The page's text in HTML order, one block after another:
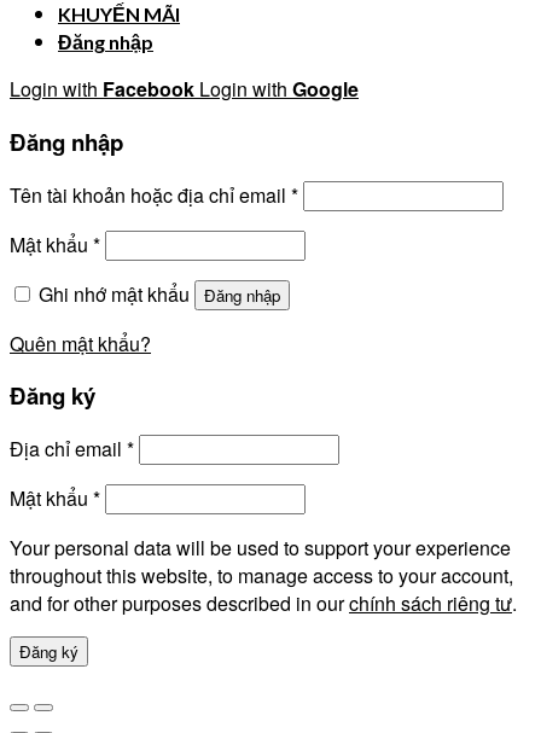
KHUYẾN MÃI
Đăng nhập
Login with Facebook Login with Google
Đăng nhập
Tên tài khoản hoặc địa chỉ email *
Mật khẩu *
Ghi nhớ mật khẩu
Đăng nhập
Quên mật khẩu?
Đăng ký
Địa chỉ email *
Mật khẩu *
Your personal data will be used to support your experience
throughout this website, to manage access to your account,
and for other purposes described in ourchính sách riêng tư.
Đăng ký